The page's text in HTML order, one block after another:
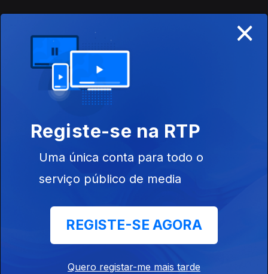
20 jul. 2026
12h30 Guerra aberta na APAF
18h30 Jhon Durán negociado pelo Benfica
Diário do Mundial - Final em "filme" inédito
este domingo
×
Registe-se na RTP
Uma única conta para todo o
serviço público de media
REGISTE-SE AGORA
Quero registar-me mais tarde